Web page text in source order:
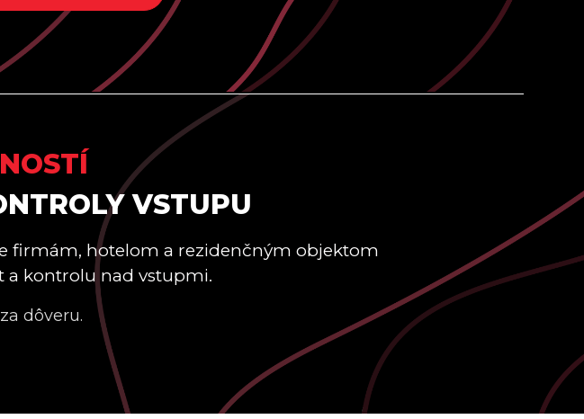
VSTUPU
firmám, hotelom a rezidenčným objektom
a kontrolu nad vstupmi.
dôveru.